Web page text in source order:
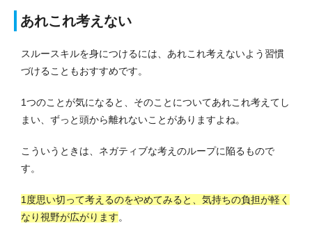
あれこれ考えない
スルースキルを身につけるには、あれこれ考えないよう習慣
づけることもおすすめです。
1つのことが気になると、そのことについてあれこれ考えてし
まい、ずっと頭から離れないことがありますよね。
こういうときは、ネガティブな考えのループに陥るもので
す。
1度思い切って考えるのをやめてみると、気持ちの負担が軽く
なり視野が広がります。